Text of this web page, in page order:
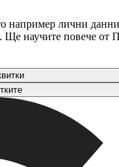
например лични
научите повече от